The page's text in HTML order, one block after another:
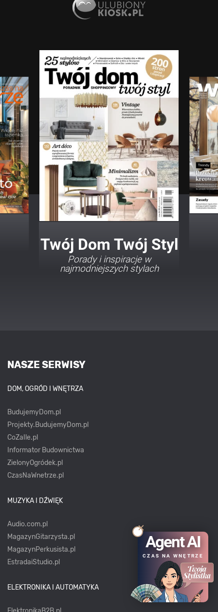
Twój Dom Twój Styl
Porady i inspiracje w
najmodniejszych stylach
NASZE SERWISY
DOM, OGRÓD I WNĘTRZA
BudujemyDom.pl
Projekty.BudujemyDom.pl
CoZaIle.pl
Informator Budownictwa
ZielonyOgródek.pl
CzasNaWnetrze.pl
MUZYKA I DŹWIĘK
Audio.com.pl
MagazynGitarzysta.pl
MagazynPerkusista.pl
EstradaiStudio.pl
ELEKTRONIKA I AUTOMATYKA
Agent AI
CZAS NA WNĘTRZE